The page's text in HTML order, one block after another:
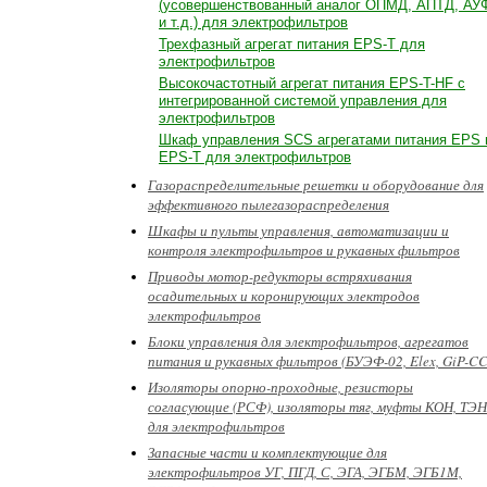
(усовершенствованный аналог ОПМД, АПТД,
и т.д.) для электрофильтров
Трехфазный агрегат питания EPS-T для
электрофильтров
Высокочастотный агрегат питания EPS-T-HF с
интегрированной системой управления для
электрофильтров
Шкаф управления SCS агрегатами питания EPS
EPS-T для электрофильтров
Газораспределительные решетки и оборудование для
эффективного пылегазораспределения
Шкафы и пульты управления, автоматизации и
контроля электрофильтров и рукавных фильтров
Приводы мотор-редукторы встряхивания
осадительных и коронирующих электродов
электрофильтров
Блоки управления для электрофильтров, агрегатов
питания и рукавных фильтров (БУЭФ-02, Elex, GiP-
Изоляторы опорно-проходные, резисторы
согласующие (РСФ), изоляторы тяг, муфты КОН, ТЭН
для электрофильтров
Запасные части и комплектующие для
электрофильтров УГ, ПГД, С, ЭГА, ЭГБМ, ЭГБ1М,